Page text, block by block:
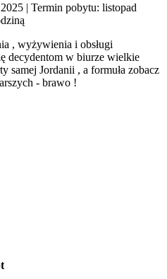
| Termin pobytu: listopad
, wyżywienia i obsługi
decydentom w biurze wielkie
samej Jordanii , a formuła zobacz
- brawo !